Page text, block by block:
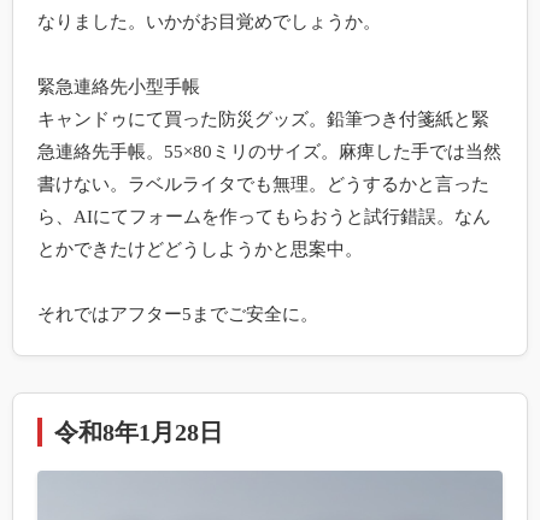
なりました。いかがお目覚めでしょうか。
緊急連絡先小型手帳
キャンドゥにて買った防災グッズ。鉛筆つき付箋紙と緊
急連絡先手帳。55×80ミリのサイズ。麻痺した手では当然
書けない。ラベルライタでも無理。どうするかと言った
ら、AIにてフォームを作ってもらおうと試行錯誤。なん
とかできたけどどうしようかと思案中。
令和8年1月28日